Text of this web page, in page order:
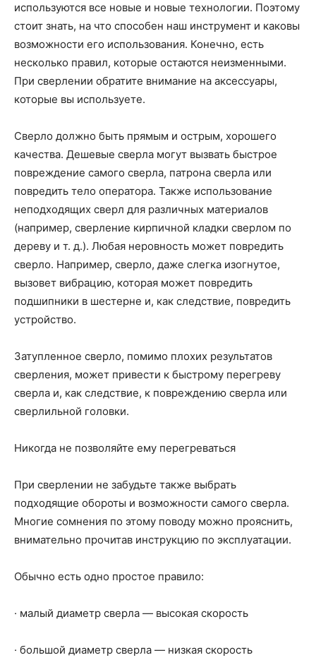
используются все новые и новые технологии. Поэтому
стоит знать, на что способен наш инструмент и каковы
возможности его использования. Конечно, есть
несколько правил, которые остаются неизменными.
При сверлении обратите внимание на аксессуары,
которые вы используете.
Сверло должно быть прямым и острым, хорошего
качества. Дешевые сверла могут вызвать быстрое
повреждение самого сверла, патрона сверла или
повредить тело оператора. Также использование
неподходящих сверл для различных материалов
(например, сверление кирпичной кладки сверлом по
дереву и т. д.). Любая неровность может повредить
сверло. Например, сверло, даже слегка изогнутое,
вызовет вибрацию, которая может повредить
подшипники в шестерне и, как следствие, повредить
устройство.
Затупленное сверло, помимо плохих результатов
сверления, может привести к быстрому перегреву
сверла и, как следствие, к повреждению сверла или
сверлильной головки.
Никогда не позволяйте ему перегреваться
При сверлении не забудьте также выбрать
подходящие обороты и возможности самого сверла.
Многие сомнения по этому поводу можно прояснить,
внимательно прочитав инструкцию по эксплуатации.
Обычно есть одно простое правило:
· малый диаметр сверла — высокая скорость
· большой диаметр сверла — низкая скорость